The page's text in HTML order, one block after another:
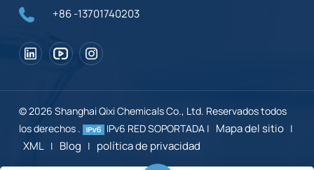
+86 -13701740203
© 2026 Shanghai Qixi Chemicals Co., Ltd. Reservados todos
los derechos .
IPv6 RED SOPORTADA | Mapa del sitio |
XML | Blog | política de privacidad